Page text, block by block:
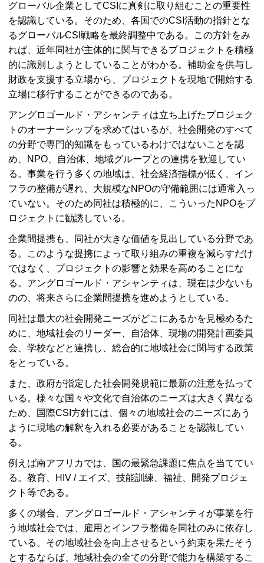
グローバル企業としてCSIに真剣に取り組むことの重要性
を認識している。そのため、各国でのCSI活動の指針とな
るグローバルCSI戦略を最終調整中である。この方針をみ
れば、近年同社が主体的に関与できるプロジェクトを積極
的に識別しようとしていることがわかる。補助金を供与し
財政を支援する立場から、プロジェクトを現地で開始する
立場に移行することができるのである。
アングロゴールド・アシャンティは立ち上げたプロジェク
トのオーナーシップを求めてはいるが、社会開発のすべて
の分野で専門的知識をもっているわけではないことを認
め、NPO、自治体、地域グループとの連携を歓迎してい
る。事業を行う多くの地域は、社会経済指標が低く、イン
フラの整備が遅れ、大規模なNPOの守備範囲には通常入っ
ていない。そのため同社は積極的に、こういったNPOをプ
ロジェクトに勧誘している。
企業間提携も、同社が大きな価値を見出している分野であ
る。このような提携によって取り組みの重複を減らすだけ
ではなく、プロジェクトの影響と効果を高めることにな
る。アングロゴールド・アシャンティは、現在は少ないも
のの、将来さらに企業間提携を進めようとしている。
同社は最大の社会開発ニーズがどこにあるかを見極めるた
めに、地域社会のリーダー、自治体、現場の開発計画委員
会、学校などと連携し、総合的に地域社会に関与する政策
をとっている。
また、政府が指定した社会開発規範に最新の注意を払って
いる。様々な国々や文化で自治体のニーズは大きく異なる
ため、国際CSI方針には、個々の地域社会のニーズにあう
ように現地の解釈を入れる必要があることを認識してい
る。
例えば南アフリカでは、国の最緊急課題に焦点を当ててい
る。教育、HIV / エイズ、技能訓練、福祉、開発プロジェ
クト等である。
多くの場合、アングロゴールド・アシャンティが事業を行
う地域社会では、雇用とインフラ整備を同社のみに依存し
ている。その地域社会を向上させるという約束を果たそう
とするならば、地域社会の全ての分野で能力を構築するこ